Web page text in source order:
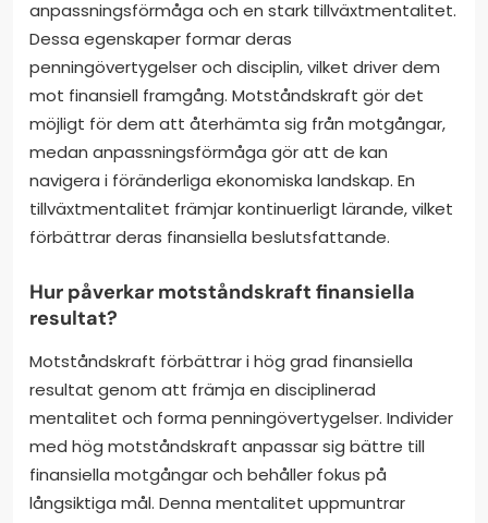
anpassningsförmåga och en stark tillväxtmentalitet.
Dessa egenskaper formar deras
penningövertygelser och disciplin, vilket driver dem
mot finansiell framgång. Motståndskraft gör det
möjligt för dem att återhämta sig från motgångar,
medan anpassningsförmåga gör att de kan
navigera i föränderliga ekonomiska landskap. En
tillväxtmentalitet främjar kontinuerligt lärande, vilket
förbättrar deras finansiella beslutsfattande.
Hur påverkar motståndskraft finansiella
resultat?
Motståndskraft förbättrar i hög grad finansiella
resultat genom att främja en disciplinerad
mentalitet och forma penningövertygelser. Individer
med hög motståndskraft anpassar sig bättre till
finansiella motgångar och behåller fokus på
långsiktiga mål. Denna mentalitet uppmuntrar